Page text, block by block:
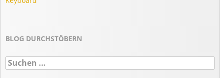
BLOG DURCHSTÖBERN
Suchen
nach: